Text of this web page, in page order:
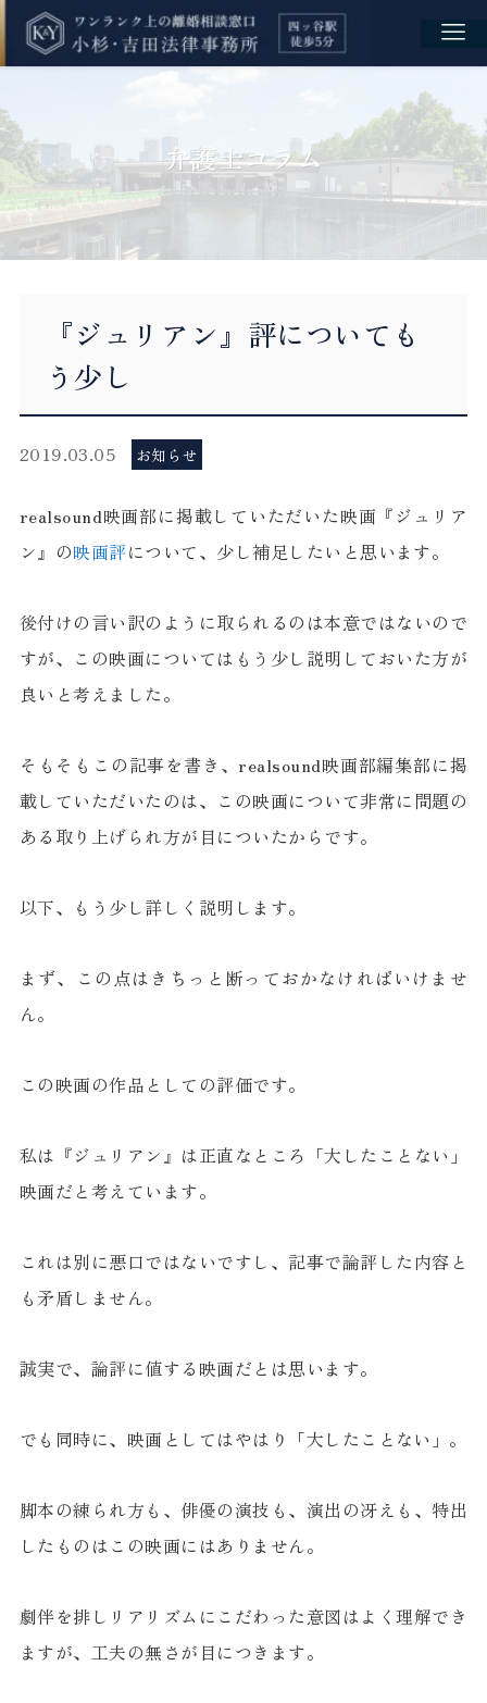
弁護士コラム
『ジュリアン』評についても
う少し
2019.03.05 お知らせ
realsound映画部に掲載していただいた映画『ジュリア
ン』の映画評について、少し補足したいと思います。
後付けの言い訳のように取られるのは本意ではないので
すが、この映画についてはもう少し説明しておいた方が
良いと考えました。
そもそもこの記事を書き、realsound映画部編集部に掲
載していただいたのは、この映画について非常に問題の
ある取り上げられ方が目についたからです。
以下、もう少し詳しく説明します。
まず、この点はきちっと断っておかなければいけませ
ん。
この映画の作品としての評価です。
私は『ジュリアン』は正直なところ「大したことない」
映画だと考えています。
これは別に悪口ではないですし、記事で論評した内容と
も矛盾しません。
誠実で、論評に値する映画だとは思います。
でも同時に、映画としてはやはり「大したことない」。
脚本の練られ方も、俳優の演技も、演出の冴えも、特出
したものはこの映画にはありません。
劇伴を排しリアリズムにこだわった意図はよく理解でき
ますが、工夫の無さが目につきます。